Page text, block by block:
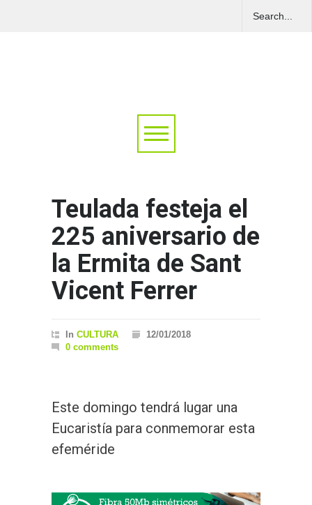
Teulada festeja el
225 aniversario de
la Ermita de Sant
Vicent Ferrer
In CULTURA
12/01/2018
0 comments
Este domingo tendrá lugar una
Eucaristía para conmemorar esta
efeméride